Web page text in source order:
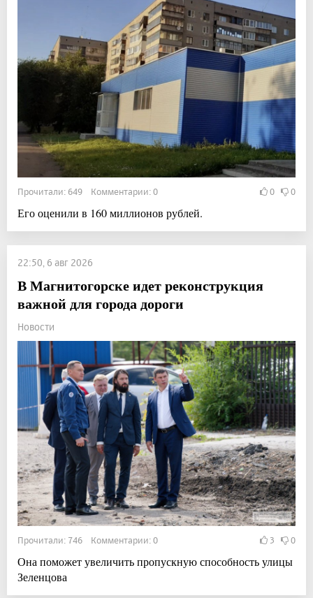
Прочитали: 649 Комментарии: 0 0 0
Его оценили в 160 миллионов рублей.
22:50, 6 авг 2026
В Магнитогорске идет реконструкция
важной для города дороги
Новости
Прочитали: 746 Комментарии: 0 3 0
Она поможет увеличить пропускную способность улицы
Зеленцова